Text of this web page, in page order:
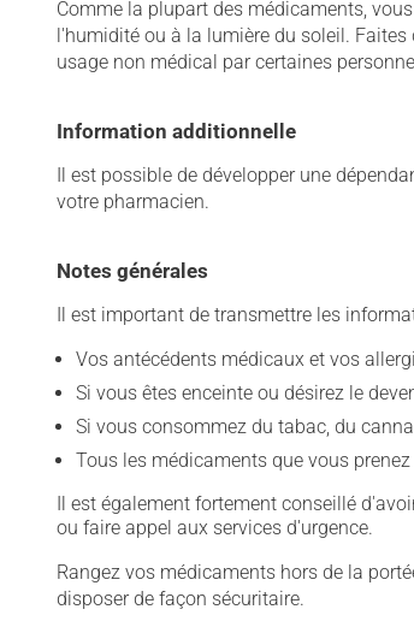
Comme la plupart des médicaments,
l'humidité ou à la lumière du soleil.
usage non médical par certaines
Information additionnelle
Il est possible de développer une
votre pharmacien.
Notes générales
Il est important de transmettre les
Vos antécédents médicaux et vos
Si vous êtes enceinte ou désirez le
Si vous consommez du tabac, du
Tous les médicaments que vous
Il est également fortement conseillé
ou faire appel aux services d'urgence.
Rangez vos médicaments hors de la
disposer de façon sécuritaire.